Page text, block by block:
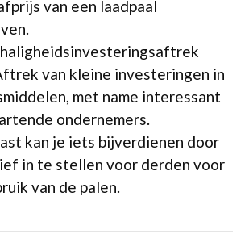
van een laadpaal
van kleine investeringen in
met name interessant
ondernemers.
kan je iets bijverdienen door
in te stellen voor derden voor
van de palen.